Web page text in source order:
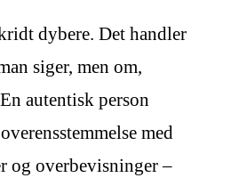
dybere. Det handler
siger, men om,
autentisk person
med
og overbevisninger –